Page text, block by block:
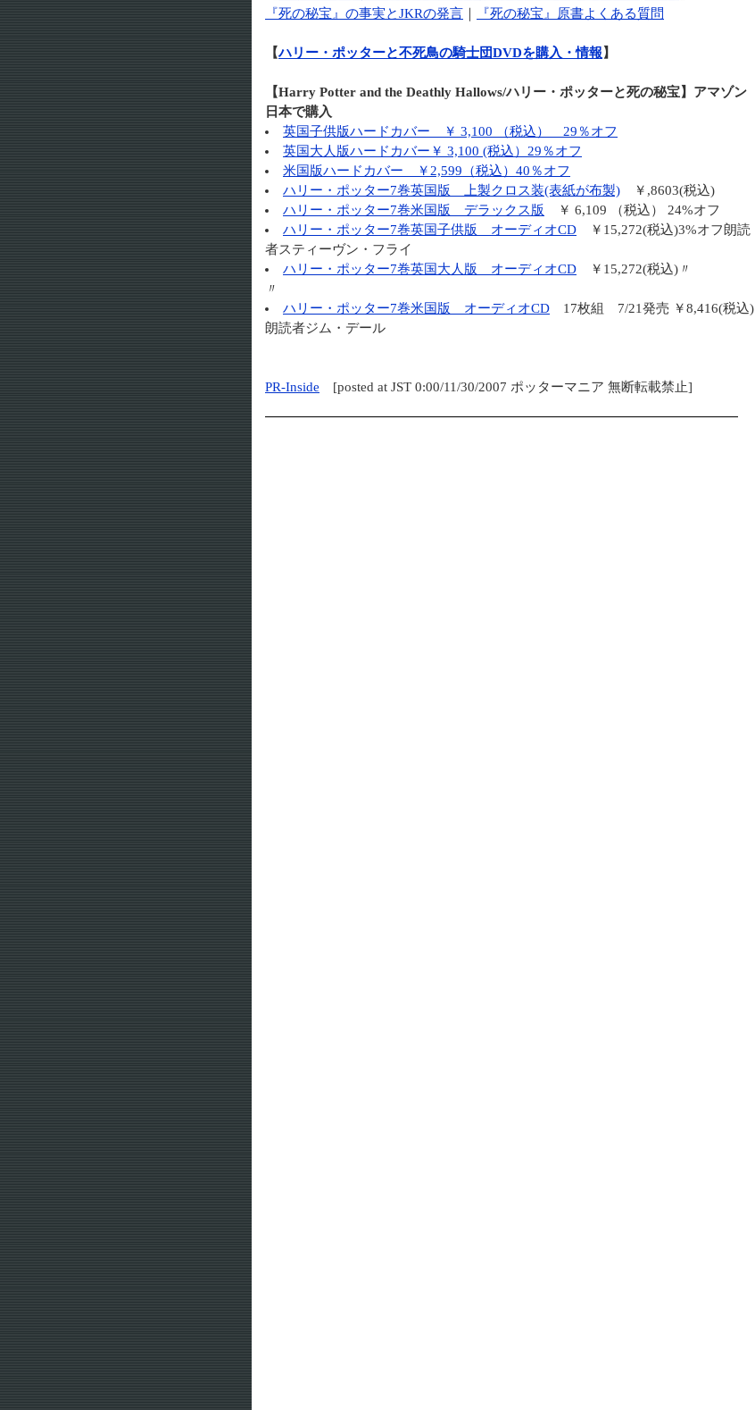
『死の秘宝』の事実とJKRの発言
『死の秘宝』原書よくある質問
【ハリー・ポッターと不死鳥の騎士団DVDを購入・情報 】
【Harry Potter and the Deathly Hallows/ハリー・ポッターと死の秘宝】アマゾン
日本で購入
英国子供版ハードカバー ￥ 3,100 （税込） 29％オフ
英国大人版ハードカバー￥ 3,100 (税込）29％オフ
米国版ハードカバー ￥2,599（税込）40％オフ
ハリー・ポッター7巻英国版 上製クロス装(表紙が布製) ￥,8603(税込)
ハリー・ポッター7巻米国版 デラックス版
￥ 6,109 （税込） 24%オフ
ハリー・ポッター7巻英国子供版 オーディオCD ￥15,272(税込)3%オフ朗読
者スティーヴン・フライ
ハリー・ポッター7巻英国大人版 オーディオCD ￥15,272(税込)〃
〃
ハリー・ポッター7巻米国版 オーディオCD 17枚組 7/21発売 ￥8,416(税込)
朗読者ジム・デール
PR-Inside [posted at JST 0:00/11/30/2007 ポッターマニア 無断転載禁止]